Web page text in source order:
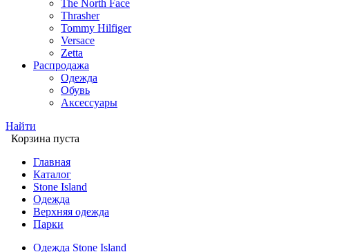
The North Face
Thrasher
Tommy Hilfiger
Versace
Zetta
Распродажа
Одежда
Обувь
Аксессуары
Найти
Корзина пуста
Главная
Каталог
Stone Island
Одежда
Верхняя одежда
Парки
Одежда Stone Island